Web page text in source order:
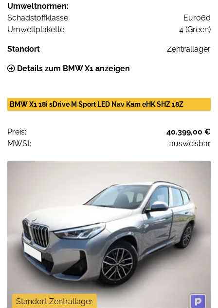
Umweltnormen:
Schadstoffklasse
Euro6d
Umweltplakette
4 (Green)
Standort Zentrallager
Details zum BMW X1 anzeigen
BMW X1 18i sDrive M Sport LED Nav Kam eHK SHZ 18Z
Preis:
40.399,00 €
MWSt:
ausweisbar
Standort Zentrallager